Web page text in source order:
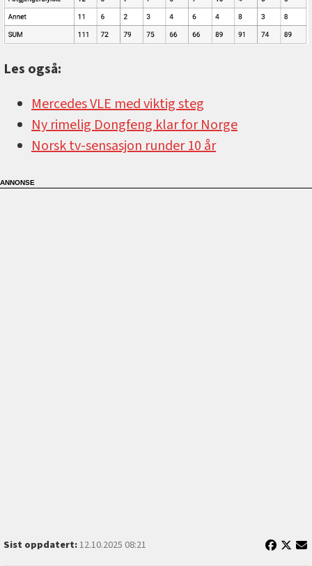
Les også:
Mercedes VLE med viktig steg
Ny rimelig Dongfeng klar for Norge
Norsk tv-sensasjon runder 10 år
Sist oppdatert:12.10.2025 08:21